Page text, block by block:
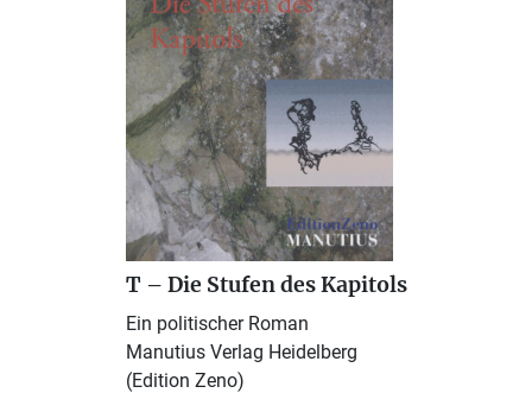
T – Die Stufen des Kapitols
Ein politischer Roman
Manutius Verlag Heidelberg
(Edition Zeno)